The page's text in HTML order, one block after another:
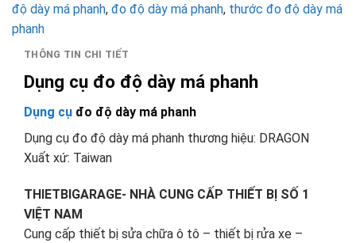
độ dày má phanh, đo độ dày má phanh, thước đo độ dày má
phanh
THÔNG TIN CHI TIẾT
Dụng cụ đo độ dày má phanh
Dụng cụ đo độ dày má phanh
Dụng cụ đo độ dày má phanh thương hiệu: DRAGON
Xuất xứ: Taiwan
THIETBIGARAGE- NHÀ CUNG CẤP THIẾT BỊ SỐ 1
VIỆT NAM
Cung cấp thiết bị sửa chữa ô tô – thiết bị rửa xe –